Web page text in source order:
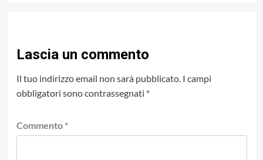
Lascia un commento
Il tuo indirizzo email non sarà pubblicato. I campi
obbligatori sono contrassegnati *
Commento *